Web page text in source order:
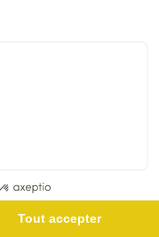
Tout accepter
de chez vous